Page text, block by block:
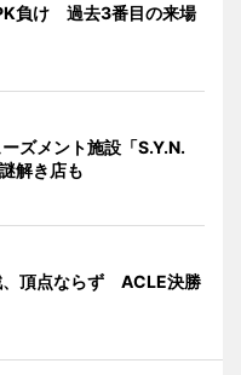
負け 過去3番目の来場
ズメント施設「S.Y.N.
解き店も
、頂点ならず ACLE決勝